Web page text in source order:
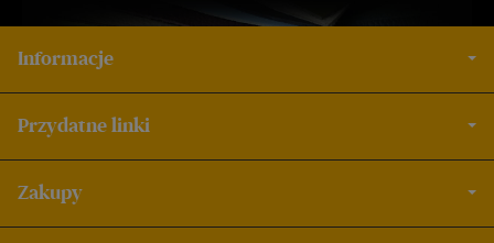
Informacje
Przydatne linki
Zakupy